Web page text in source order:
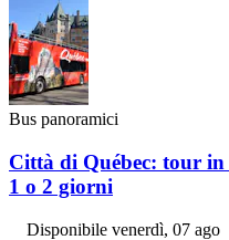
Bus panoramici
Città di Québec: tour
1 o 2 giorni
Disponibile venerdì, 07 ago